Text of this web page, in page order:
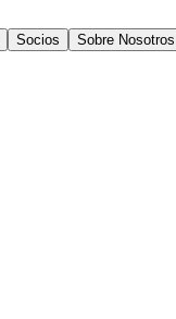
Socios Sobre Nosotros